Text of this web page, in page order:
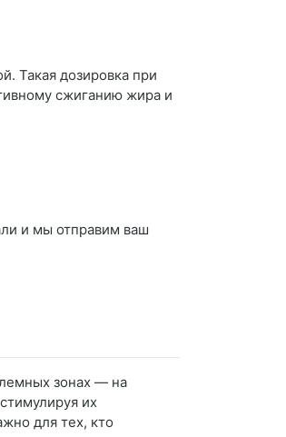
Такая дозировка при
сжиганию жира и
и мы отправим ваш
зонах — на
их
для тех, кто